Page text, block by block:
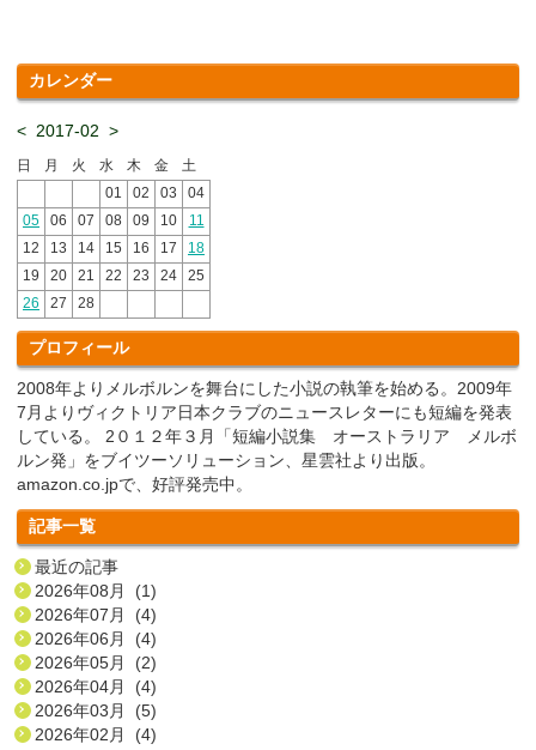
カレンダー
< 2017-02 >
日 月 火 水 木 金
土
01
02 03
04
05
06 07 08 09 10
11
12
13 14 15 16 17
18
19
20 21 22 23 24
25
26
27 28
プロフィール
2008年よりメルボルンを舞台にした小説の執筆を始める。2009年
7月よりヴィクトリア日本クラブのニュースレターにも短編を発表
している。 2０１２年３月「短編小説集 オーストラリア メルボ
ルン発」をブイツーソリューション、星雲社より出版。
amazon.co.jpで、好評発売中。
記事一覧
最近の記事
2026年08月 (1)
2026年07月 (4)
2026年06月 (4)
2026年05月 (2)
2026年04月 (4)
2026年03月 (5)
2026年02月 (4)